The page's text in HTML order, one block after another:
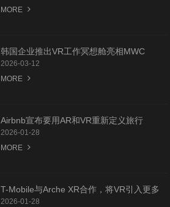
MORE
韩国企业推出VR工作冥想舱亮相MWC
2026 助力职场心理减压
2026-03-12
MORE
Airbnb宣布要用AR和VR重新定义旅行
2026-01-28
MORE
T-Mobile与Arche XR合作，将VR引入更多
美国学校和青少年场所
2026-01-28